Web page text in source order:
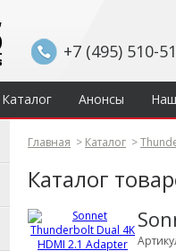
+7 (495) 510-
Каталог Анонсы
Главная > Каталог >
Каталог